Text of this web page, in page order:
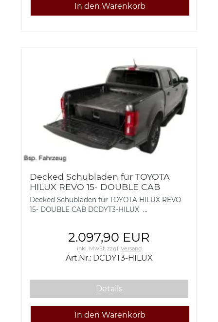
Decked Schubladen für TOYOTA
HILUX REVO 15- DOUBLE CAB
DCDMT3-HILUX
Decked Schubladen für TOYOTA HILUX REVO
15- DOUBLE CAB DCDYT3-HILUX ...
2.097,90 EUR
inkl. MwSt.zzgl. Versand
Art.Nr.: DCDYT3-HILUX
Details